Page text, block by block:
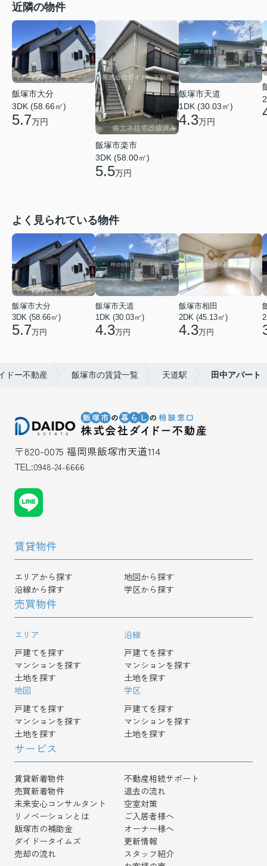
近隣の物件
飯塚市大分
3DK (58.66㎡)
5.7万円
飯塚市楽市
3DK (58.00㎡)
5.5万円
飯塚市天道
1DK (30.03㎡)
4.3万円
よく見られている物件
飯塚市大分
3DK (58.66㎡)
5.7万円
飯塚市天道
1DK (30.03㎡)
4.3万円
飯塚市相田
2DK (45.13㎡)
4.3万円
ドー不動産 飯塚市の賃貸一覧 天道駅 田中アパート
〒820-0075 福岡県飯塚市天道114
TEL:0948-24-6666
賃貸物件
エリアから探す
地図から探す
沿線から探す
学区から探す
売買物件
エリア
戸建てを探す
マンションを探す
土地を探す
沿線
戸建てを探す
マンションを探す
土地を探す
地図
戸建てを探す
マンションを探す
土地を探す
学区
戸建てを探す
マンションを探す
土地を探す
サービス
賃貸新着物件
売買新着物件
未来安心コンサルタント
リノベーションとは
飯塚市の補助金
ダイドータイムズ
売却の流れ
不動産相続サポート
退去の流れ
空室対策
ご入居者様へ
オーナー様へ
更新情報
スタッフ紹介